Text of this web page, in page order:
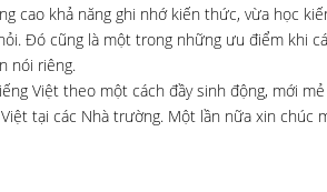
cao khả năng ghi nhớ kiến thức, vừa học
Đó cũng là một trong những ưu điểm khi
nói riêng.
Việt theo một cách đầy sinh động, mới
tại các Nhà trường. Một lần nữa xin chúc